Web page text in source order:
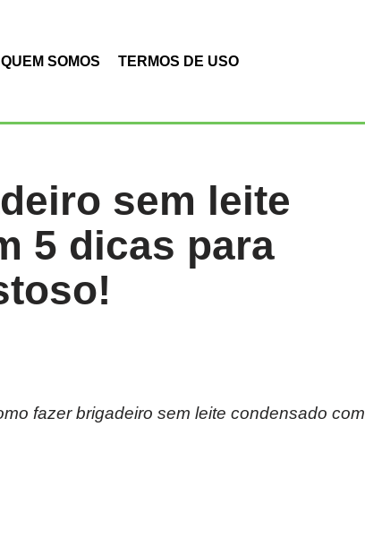
QUEM SOMOS TERMOS DE USO
sem leite
5 dicas para
fazer brigadeiro sem leite condensado com